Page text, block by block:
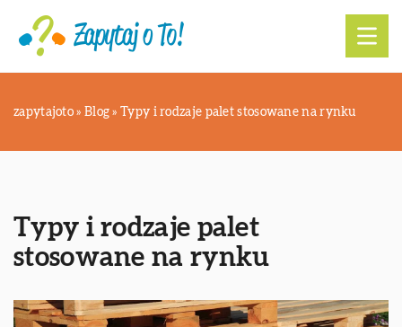
zapytajoto » Blog »Typy i rodzaje palet stosowane na rynku
Typy i rodzaje palet
stosowane na rynku